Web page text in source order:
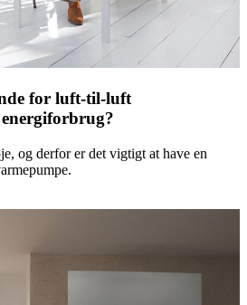
for luft-til-luft
og derfor er det vigtigt at have en